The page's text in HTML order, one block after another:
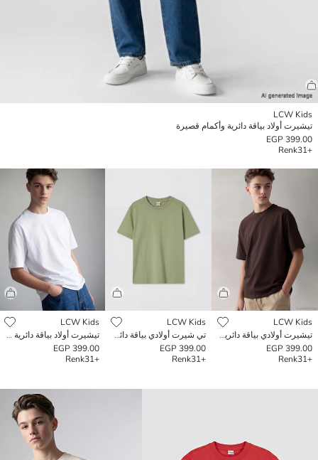
LCW Kids
تيشيرت أولاد بياقة دائرية وأكمام قصيرة
399.00 EGP
+31
Renk
LCW Kids
تيشيرت أولادي بياقة دائرية وأكمام قصيرة
399.00 EGP
+31
Renk
LCW Kids
تي شيرت أولادي بياقة دائرية وأكمام قصيرة
399.00 EGP
+31
Renk
LCW Kids
تيشيرت أولاد بياقة دائرية وأكمام قصيرة
399.00 EGP
+31
Renk